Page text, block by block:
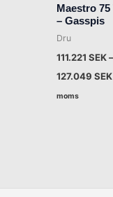
Maestro
– Gasspis
Dru
111.221SEK–
127.049SEK
moms